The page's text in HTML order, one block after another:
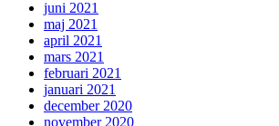
juni 2021
maj 2021
april 2021
mars 2021
februari 2021
januari 2021
december 2020
november 2020